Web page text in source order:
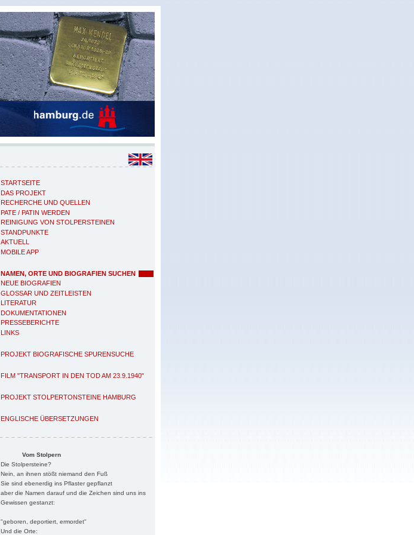
STARTSEITE
DAS PROJEKT
RECHERCHE UND QUELLEN
PATE / PATIN WERDEN
REINIGUNG VON STOLPERSTEINEN
STANDPUNKTE
AKTUELL
MOBILE APP
NAMEN, ORTE UND BIOGRAFIEN SUCHEN
NEUE BIOGRAFIEN
GLOSSAR UND ZEITLEISTEN
LITERATUR
DOKUMENTATIONEN
PRESSEBERICHTE
LINKS
PROJEKT BIOGRAFISCHE SPURENSUCHE
FILM "TRANSPORT IN DEN TOD AM 23.9.1940"
PROJEKT STOLPERTONSTEINE HAMBURG
ENGLISCHE ÜBERSETZUNGEN
Vom Stolpern
Die Stolpersteine?
Nein, an ihnen stößt niemand den Fuß
Sie sind ebenerdig ins Pflaster gepflanzt
aber die Namen darauf und die Zeichen sind uns ins
Gewissen gestanzt:
"geboren, deportiert, ermordet"
Und die Orte: